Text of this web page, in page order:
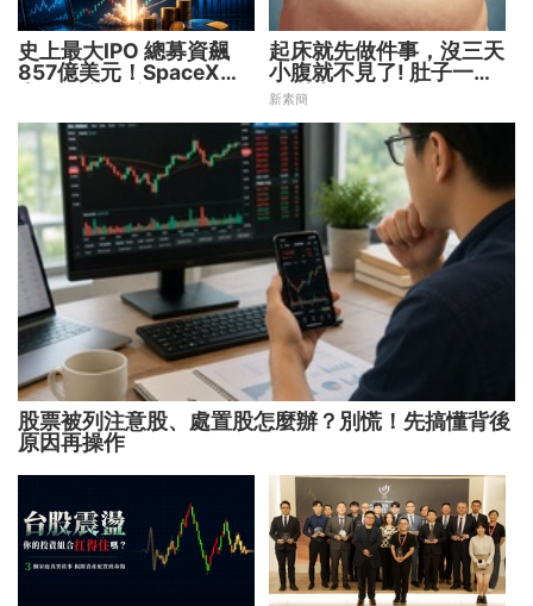
史上最大IPO 總募資飆
857億美元！SpaceX升
起床就先做件事，沒三天
小腹就不見了! 肚子一天
天變小！
新素簡
股票被列注意股、處置股怎麼辦？別慌！先搞懂背後
原因再操作